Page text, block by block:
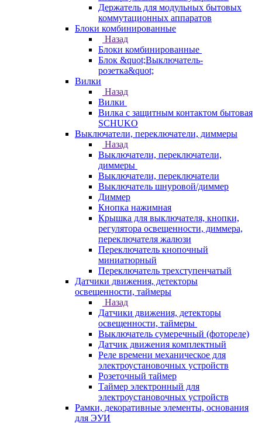
Держатель для модульных бытовых
коммутационных аппаратов
Блоки комбинированные
Назад
Блоки комбинированные
Блок &quot;Выключатель-
розетка&quot;
Вилки
Назад
Вилки
Вилка с защитным контактом бытовая
SCHUKO
Выключатели, переключатели, диммеры
Назад
Выключатели, переключатели,
диммеры
Выключатели, переключатели
Выключатель шнуровой/диммер
Диммер
Кнопка нажимная
Крышка для выключателя, кнопки,
регулятора освещенности, диммера,
переключателя жалюзи
Переключатель кнопочный
миниатюрный
Переключатель трехступенчатый
Датчики движения, детекторы
освещенности, таймеры
Назад
Датчики движения, детекторы
освещенности, таймеры
Выключатель сумеречный (фотореле)
Датчик движения комплектный
Реле времени механическое для
электроустановочных устройств
Розеточный таймер
Таймер электронный для
электроустановочных устройств
Рамки, декоративные элементы, основания
для ЭУИ